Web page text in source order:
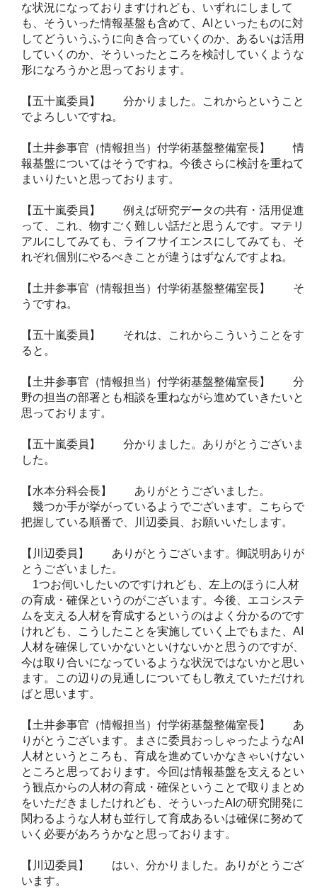
な状況になっておりますけれども、いずれにしまして
も、そういった情報基盤も含めて、AIといったものに対
してどういうふうに向き合っていくのか、あるいは活用
していくのか、そういったところを検討していくような
形になろうかと思っております。
【五十嵐委員】 分かりました。これからということ
でよろしいですね。
【土井参事官（情報担当）付学術基盤整備室長】 情
報基盤についてはそうですね。今後さらに検討を重ねて
まいりたいと思っております。
【五十嵐委員】 例えば研究データの共有・活用促進
って、これ、物すごく難しい話だと思うんです。マテリ
アルにしてみても、ライフサイエンスにしてみても、そ
れぞれ個別にやるべきことが違うはずなんですよね。
【土井参事官（情報担当）付学術基盤整備室長】 そ
うですね。
【五十嵐委員】 それは、これからこういうことをす
ると。
【土井参事官（情報担当）付学術基盤整備室長】 分
野の担当の部署とも相談を重ねながら進めていきたいと
思っております。
【五十嵐委員】 分かりました。ありがとうございま
した。
【水本分科会長】 ありがとうございました。
幾つか手が挙がっているようでございます。こちらで
把握している順番で、川辺委員、お願いいたします。
【川辺委員】 ありがとうございます。御説明ありが
とうございました。
1つお伺いしたいのですけれども、左上のほうに人材
の育成・確保というのがございます。今後、エコシステ
ムを支える人材を育成するというのはよく分かるのです
けれども、こうしたことを実施していく上でもまた、AI
人材を確保していかないといけないかと思うのですが、
今は取り合いになっているような状況ではないかと思い
ます。この辺りの見通しについてもし教えていただけれ
ばと思います。
【土井参事官（情報担当）付学術基盤整備室長】 あ
りがとうございます。まさに委員おっしゃったようなAI
人材というところも、育成を進めていかなきゃいけない
ところと思っております。今回は情報基盤を支えるとい
う観点からの人材の育成・確保ということで取りまとめ
をいただきましたけれども、そういったAIの研究開発に
関わるような人材も並行して育成あるいは確保に努めて
いく必要があろうかなと思っております。
【川辺委員】 はい、分かりました。ありがとうござ
います。